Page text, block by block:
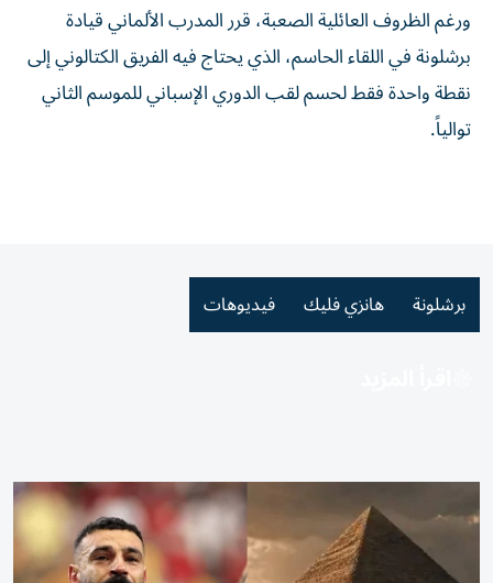
ورغم الظروف العائلية الصعبة، قرر المدرب الألماني قيادة
برشلونة في اللقاء الحاسم، الذي يحتاج فيه الفريق الكتالوني إلى
نقطة واحدة فقط لحسم لقب الدوري الإسباني للموسم الثاني
توالياً.
برشلونة هانزي فليك فيديوهات